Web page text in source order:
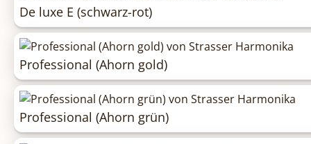
De luxe E (schwarz-rot)
Professional (Ahorn gold)
Professional (Ahorn grün)